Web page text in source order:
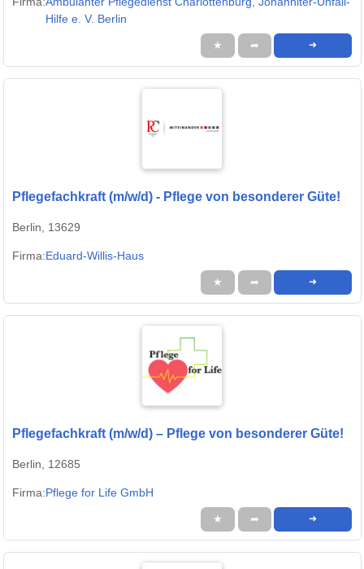
Hilfe e. V. Berlin
★ ➦ ➜
Pflegefachkraft (m/w/d) - Pflege von besonderer Güte!
Berlin, 13629
Firma:Eduard-Willis-Haus
★ ➦ ➜
Pflegefachkraft (m/w/d) – Pflege von besonderer Güte!
Berlin, 12685
Firma:Pflege for Life GmbH
★ ➦ ➜